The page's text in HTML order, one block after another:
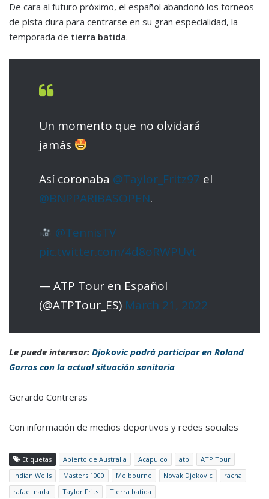
De cara al futuro próximo, el español abandonó los torneos
de pista dura para centrarse en su gran especialidad, la
temporada de tierra batida.
Un momento que no olvidará
jamás
Así coronaba @Taylor_Fritz97 el
@BNPPARIBASOPEN.
@TennisTV
pic.twitter.com/4d8oRWPUvt
— ATP Tour en Español
(@ATPTour_ES) March 21, 2022
Le puede interesar: Djokovic podrá participar en Roland
Garros con la actual situación sanitaria
Gerardo Contreras
Con información de medios deportivos y redes sociales
Etiquetas Abierto de Australia Acapulco atp
ATP Tour
Indian Wells
Masters 1000 Melbourne Novak Djokovic
racha
rafael nadal
Taylor Frits Tierra batida